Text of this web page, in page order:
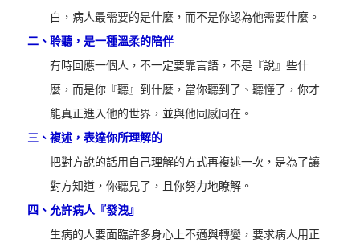
白，病人最需要的是什麼，而不是你認為他需要什麼。
二、聆聽，是一種溫柔的陪伴
有時回應一個人，不一定要靠言語，不是『說』些什
麼，而是你『聽』到什麼，當你聽到了、聽懂了，你才
能真正進入他的世界，並與他同感同在。
三、複述，表達你所理解的
把對方說的話用自己理解的方式再複述一次，是為了讓
對方知道，你聽見了，且你努力地瞭解。
四、 允許病人『發洩』
生病的人要面臨許多身心上不適與轉變，要求病人用正